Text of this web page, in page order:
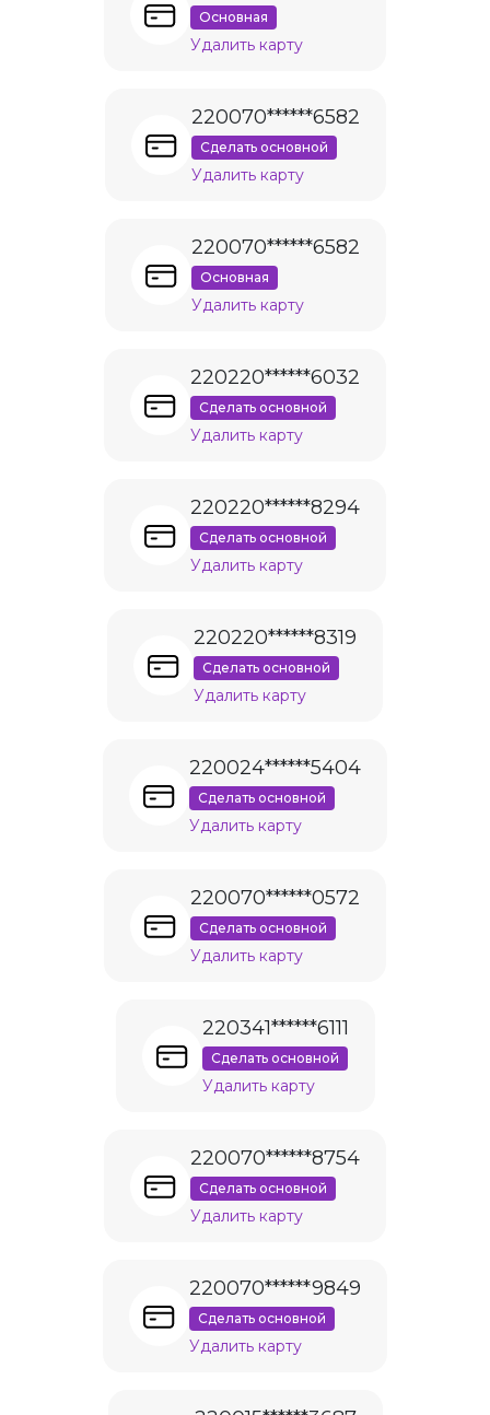
Основная
Удалить карту
220070******6582
Сделать основной
Удалить карту
220070******6582
Основная
Удалить карту
220220******6032
Сделать основной
Удалить карту
220220******8294
Сделать основной
Удалить карту
220220******8319
Сделать основной
Удалить карту
220024******5404
Сделать основной
Удалить карту
220070******0572
Сделать основной
Удалить карту
220341******6111
Сделать основной
Удалить карту
220070******8754
Сделать основной
Удалить карту
220070******9849
Сделать основной
Удалить карту